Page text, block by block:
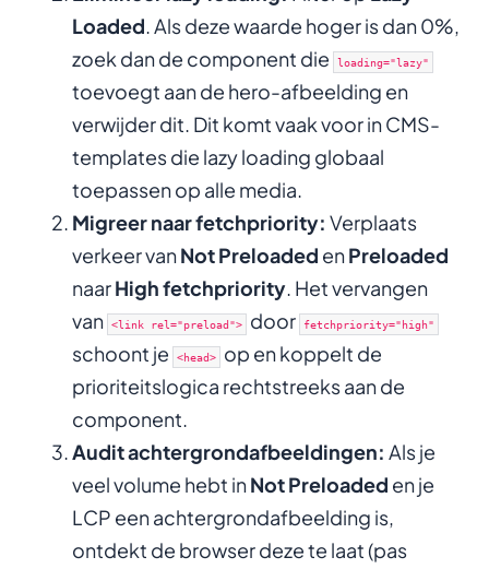
Loaded. Als deze waarde hoger is dan 0%,
zoek dan de component die
loading="lazy"
toevoegt aan de hero-afbeelding en
verwijder dit. Dit komt vaak voor in CMS-
templates die lazy loading globaal
toepassen op alle media.
Migreer naar fetchpriority: Verplaats
verkeer vanNot Preloaded enPreloaded
naarHigh fetchpriority. Het vervangen
van <link rel="preload"> door fetchpriority="high"
schoont je <head> op en koppelt de
prioriteitslogica rechtstreeks aan de
component.
Audit achtergrondafbeeldingen: Als je
veel volume hebt inNot Preloaded en je
LCP een achtergrondafbeelding is,
ontdekt de browser deze te laat (pas